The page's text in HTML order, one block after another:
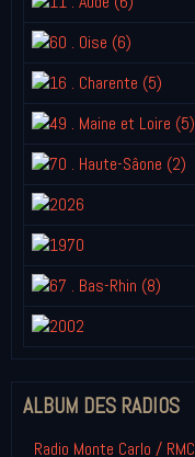
ALBUM DES RADIOS
Radio Monte Carlo / RMC